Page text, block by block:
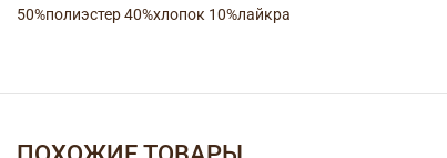
50%полиэстер 40%хлопок 10%лайкра